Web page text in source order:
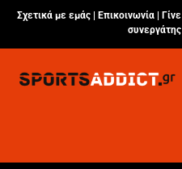
Σχετικά με εμάς | Επικοινωνία
Γίνε
συνεργάτης